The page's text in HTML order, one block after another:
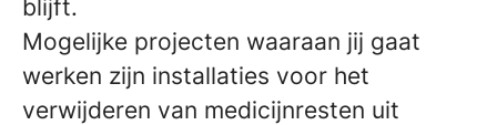
blijft.
Mogelijke projecten waaraan jij gaat
werken zijn installaties voor het
verwijderen van medicijnresten uit